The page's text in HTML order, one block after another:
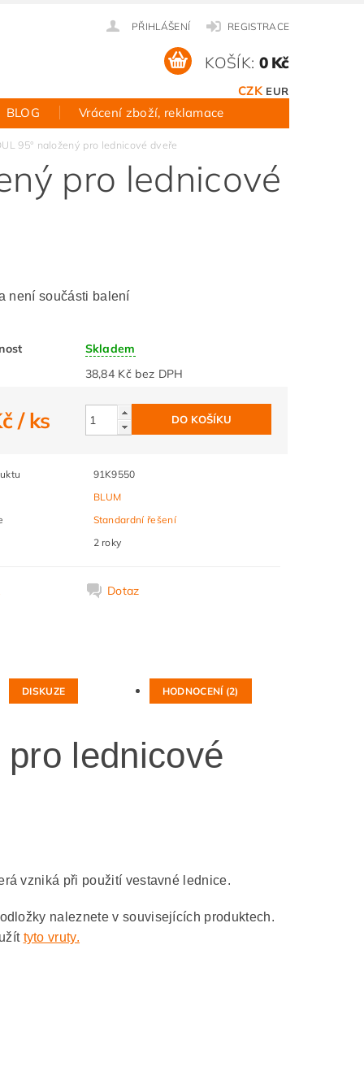
PŘIHLÁŠENÍ REGISTRACE
CZK EUR
KOŠÍK: 0 Kč
BLOG Vrácení zboží, reklamace
95° naložený pro lednicové dveře
pro lednicové
není součásti balení
Skladem
38,84 Kč bez DPH
/ ks
91K9550
BLUM
Standardní řešení
2 roky
Dotaz
DISKUZE HODNOCENÍ (2)
lednicové
vzniká při použití vestavné lednice.
naleznete v souvisejících produktech.
tyto vruty.